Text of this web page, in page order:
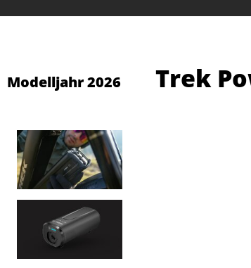
Modelljahr 2026 Trek